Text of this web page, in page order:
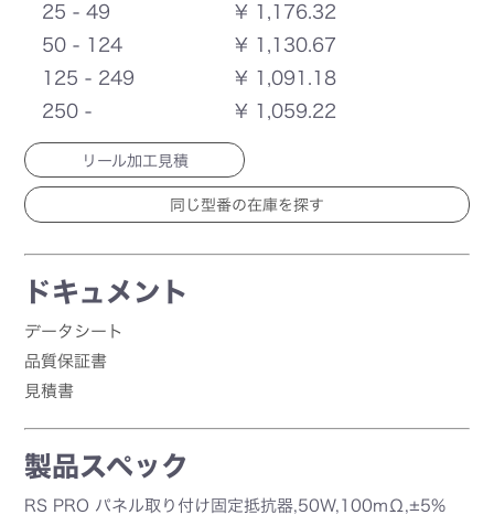
25 - 49
¥ 1,176.32
50 - 124
¥ 1,130.67
125 - 249
¥ 1,091.18
250 -
¥ 1,059.22
リール加工見積
ドキュメント
データシート
品質保証書
見積書
製品スペック
RS PRO パネル取り付け固定抵抗器,50W,100mΩ,±5%